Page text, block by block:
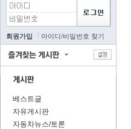
회원가입 아이디/비밀번호 찾기
베스트글
자유게시판
자동차뉴스/토론